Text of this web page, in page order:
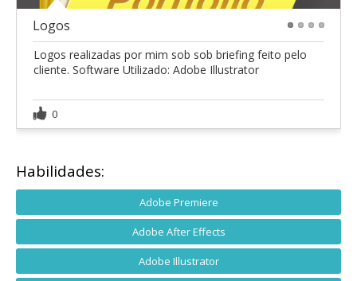
Logos
Logos realizadas por mim sob sob briefing feito pelo
cliente. Software Utilizado: Adobe Illustrator
0
Habilidades:
Adobe Premiere
Adobe After Effects
Adobe Illustrator